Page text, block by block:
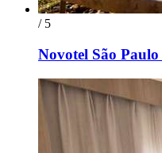
/ 5
Novotel São